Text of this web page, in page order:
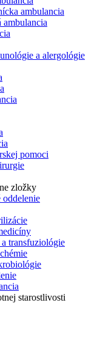
ambulancia
a alergológie
pomoci
zložky
transfuziológie
starostlivosti